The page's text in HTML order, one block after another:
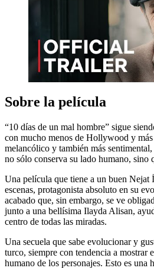
Sobre la película
“10 días de un mal hombre” sigue
con mucho menos de Hollywood y
melancólico y también más
no sólo conserva su lado humano, sino
Una película que tiene a un buen Nejat
escenas, protagonista absoluto en su
acabado que, sin embargo, se ve
junto a una bellísima Ilayda Alisan,
centro de todas las miradas.
Una secuela que sabe evolucionar y
turco, siempre con tendencia a mostrar
humano de los personajes. Esto es una